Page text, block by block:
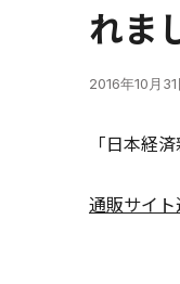
れま
2016年10月31
「日本経
通販サイ